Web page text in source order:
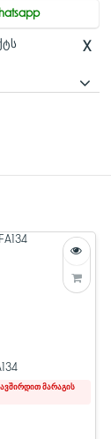
X
დიაპაზონში
მდე იყოს
მარაგის